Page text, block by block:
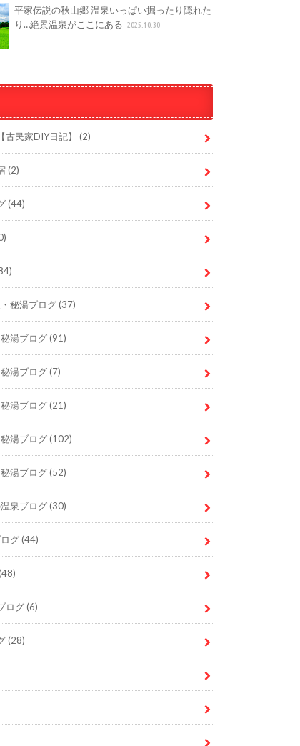
平家伝説の秋山郷 温泉いっぱい掘ったり隠れた
り…絶景温泉がここにある 2025.10.30
古民家DIY日記】 (2)
(2)
(44)
秘湯ブログ(37)
湯ブログ(91)
湯ブログ(7)
湯ブログ(21)
湯ブログ(102)
湯ブログ(52)
泉ブログ(30)
ログ(44)
ログ(6)
(28)